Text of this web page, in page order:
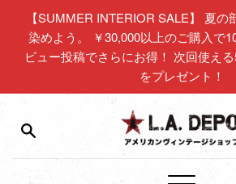
【SUMMER INTERIOR SALE】 夏
染めよう。 ￥30,000以上のご購入で
ビュー投稿でさらにお得！ 次回使え
をプレゼント！